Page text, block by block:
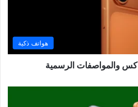
هواتف ذكية